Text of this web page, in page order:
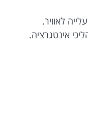
לאוויר.
אינטגרציה.